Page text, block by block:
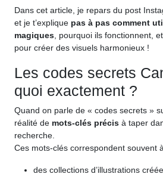
Dans cet article, je repars du post
et je t’explique pas à pas comment
magiques , pourquoi ils fonctionnent,
pour créer des visuels harmonieux !
Les codes secrets
quoi exactement ?
Quand on parle de « codes secrets »
réalité de mots-clés précis à taper
recherche.
Ces mots-clés correspondent souvent
des collections d’illustrations